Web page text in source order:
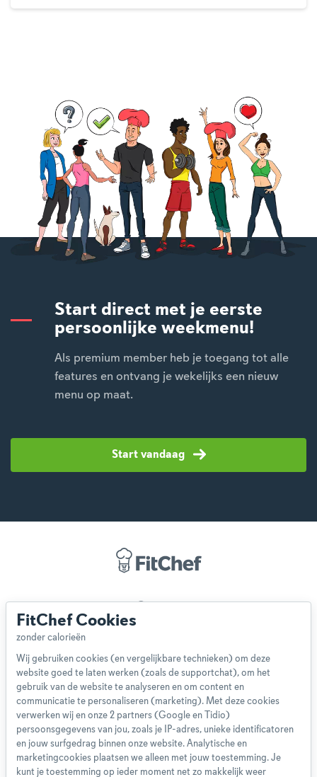
Start direct met je eerste
persoonlijke weekmenu!
Als premium member heb je toegang tot alle
features en ontvang je wekelijks een nieuw
menu op maat.
Start vandaag
Over ons
Blog
Disclaimer
Gebruikersvoorwaarden
Methodologie
Privacybeleid
Cookieverklaring
Betaalmethoden
FitChef Cookies
Wij gebruiken cookies (en vergelijkbare technieken) om deze
website goed te laten werken (zoals de supportchat), om het
gebruik van de website te analyseren en om content en
communicatie te personaliseren (marketing). Met deze cookies
verwerken wij en onze 2 partners (Google en Tidio)
persoonsgegevens van jou, zoals je IP-adres, unieke identificatoren
en jouw surfgedrag binnen onze website. Analytische en
marketingcookies plaatsen we alleen met jouw toestemming. Je
kunt je toestemming op ieder moment net zo makkelijk weer